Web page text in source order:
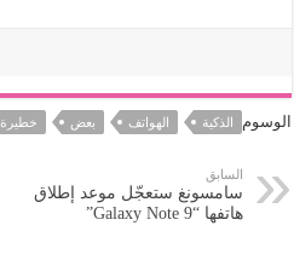
الوسوم الذكية الهواتف بعض خطيرة
السابق
سامسونغ ستعجّل موعد إطلاق
هاتفها “Galaxy Note 9”